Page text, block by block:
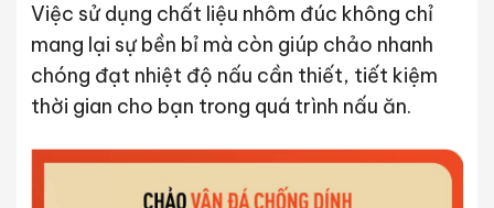
Việc sử dụng chất liệu nhôm đúc không chỉ
mang lại sự bền bỉ mà còn giúp chảo nhanh
chóng đạt nhiệt độ nấu cần thiết, tiết kiệm
thời gian cho bạn trong quá trình nấu ăn.